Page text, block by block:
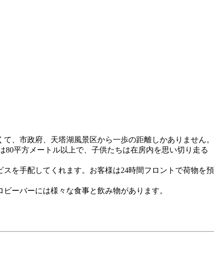
、市政府、天塔湖風景区から一歩の距離しかありません。
平方メートル以上で、子供たちは在房内を思い切り走る
を手配してくれます。お客様は24時間フロントで荷物を預
ーバーには様々な食事と飲み物があります。